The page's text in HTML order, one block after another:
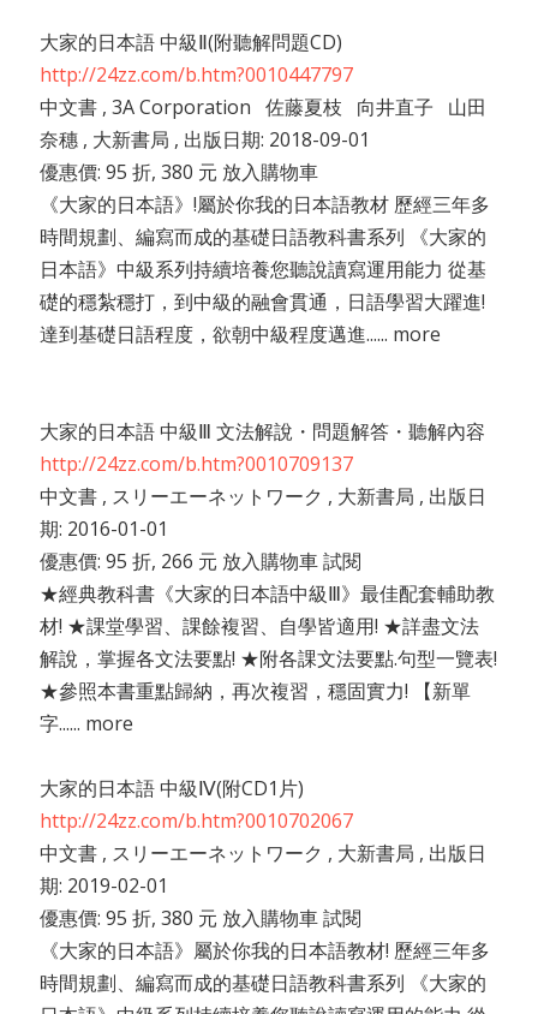
大家的日本語 中級Ⅱ(附聽解問題CD)
http://24zz.com/b.htm?0010447797
中文書 , 3A Corporation 佐藤夏枝 向井直子 山田
奈穗 , 大新書局 , 出版日期: 2018-09-01
優惠價: 95 折, 380 元 放入購物車
《大家的日本語》!屬於你我的日本語教材 歷經三年多
時間規劃、編寫而成的基礎日語教科書系列 《大家的
日本語》中級系列持續培養您聽說讀寫運用能力 從基
礎的穩紮穩打，到中級的融會貫通，日語學習大躍進!
達到基礎日語程度，欲朝中級程度邁進...... more
大家的日本語 中級Ⅲ 文法解說・問題解答・聽解內容
http://24zz.com/b.htm?0010709137
中文書 , スリーエーネットワーク , 大新書局 , 出版日
期: 2016-01-01
優惠價: 95 折, 266 元 放入購物車 試閱
★經典教科書《大家的日本語中級Ⅲ》最佳配套輔助教
材! ★課堂學習、課餘複習、自學皆適用! ★詳盡文法
解說，掌握各文法要點! ★附各課文法要點.句型一覽表!
★參照本書重點歸納，再次複習，穩固實力! 【新單
字...... more
大家的日本語 中級Ⅳ(附CD1片)
http://24zz.com/b.htm?0010702067
中文書 , スリーエーネットワーク , 大新書局 , 出版日
期: 2019-02-01
優惠價: 95 折, 380 元 放入購物車 試閱
《大家的日本語》屬於你我的日本語教材! 歷經三年多
時間規劃、編寫而成的基礎日語教科書系列 《大家的